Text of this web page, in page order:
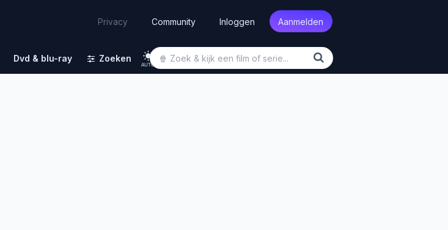
Privacy Community Inloggen Aanmelden
Dvd & blu-ray Zoeken
AUTO